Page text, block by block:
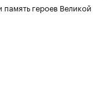
героев Великой